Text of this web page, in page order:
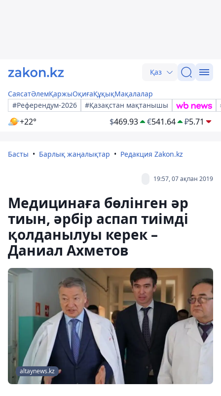
Қаз
СаясатӘлемҚаржыОқиғаҚұқықМақалалар
#Референдум-2026
#Қазақстан мақтанышы
+22° $469.93 €541.64 ₽5.71
Басты Барлық жаңалықтар Редакция Zakon.kz
19:57, 07 ақпан 2019
Медицинаға бөлінген әр
тиын, әрбір аспап тиімді
қолданылуы керек –
Даниал Ахметов
altaynews.kz